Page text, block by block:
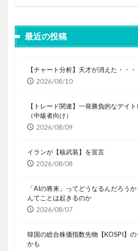
最近の投稿
【チャート分析】天才が消えた・・・
2026/08/10
【トレード関連】一発勝負的なデイ
（中級者向け）
2026/08/09
イランが【核武装】を宣言
2026/08/08
「AIの将来」ってどうなるんだろう
んてことは起きるのか
2026/08/07
韓国の総合株価指数先物【KOSPI】
かも